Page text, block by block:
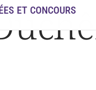
ET CONCOURS